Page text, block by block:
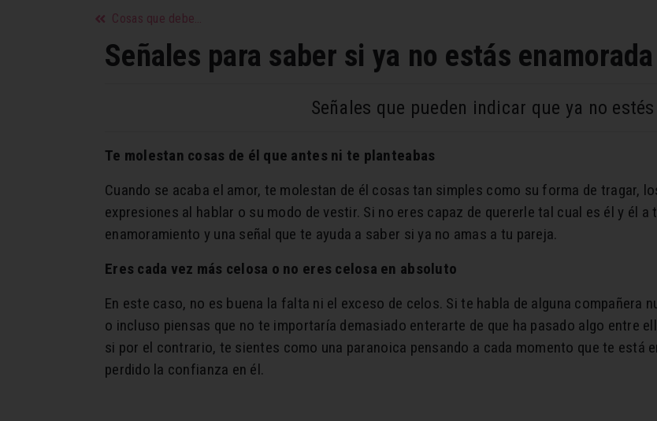
Cosas que debes saber sobre la crema depilatoria
Señales para saber si ya no estás enamorada
Señales que pueden indicar que ya no
Te molestan cosas de él que antes ni te planteabas
Cuando se acaba el amor, te molestan de él cosas tan simples como su forma de tragar,
expresiones al hablar o su modo de vestir. Si no eres capaz de quererle tal cual es él y él
enamoramiento y una señal que te ayuda a saber si ya no amas a tu pareja.
Eres cada vez más celosa o no eres celosa en absoluto
En este caso, no es buena la falta ni el exceso de celos. Si te habla de alguna compañera
o incluso piensas que no te importaría demasiado enterarte de que ha pasado algo entre
si por el contrario, te sientes como una paranoica pensando a cada momento que te está
perdido la confianza en él.